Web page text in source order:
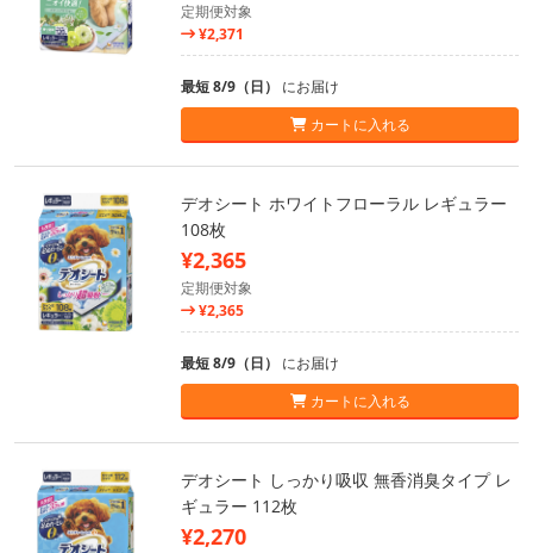
定期便対象
¥2,371
最短 8/9（日） にお届け
カートに入れる
デオシート ホワイトフローラル レギュラー
108枚
¥2,365
定期便対象
¥2,365
最短 8/9（日） にお届け
カートに入れる
デオシート しっかり吸収 無香消臭タイプ レ
ギュラー 112枚
¥2,270